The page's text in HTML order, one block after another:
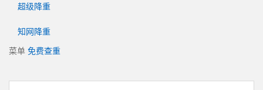
超级降重
知网降重
菜单 免费查重